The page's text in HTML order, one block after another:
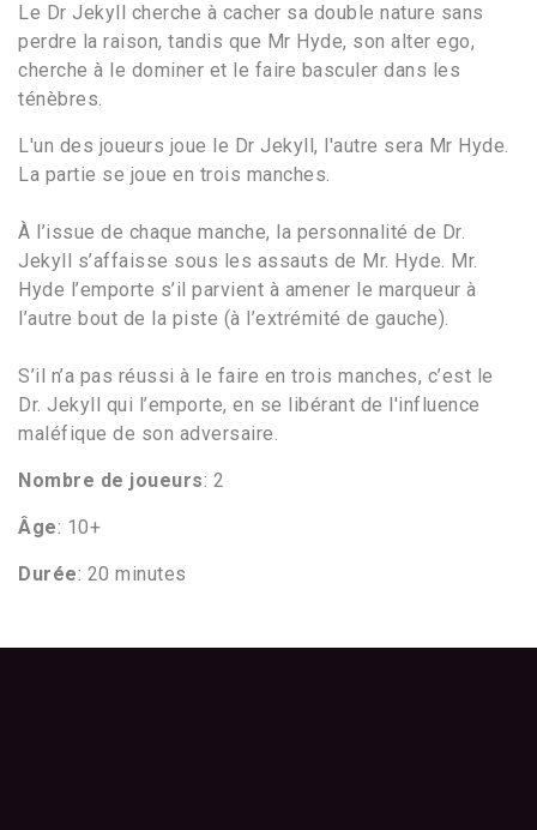
Le Dr Jekyll cherche à cacher sa double nature sans
perdre la raison, tandis que Mr Hyde, son alter ego,
cherche à le dominer et le faire basculer dans les
ténèbres.
L'un des joueurs joue le Dr Jekyll, l'autre sera Mr Hyde.
La partie se joue en trois manches.
À l’issue de chaque manche, la personnalité de Dr.
Jekyll s’affaisse sous les assauts de Mr. Hyde. Mr.
Hyde l’emporte s’il parvient à amener le marqueur à
l’autre bout de la piste (à l’extrémité de gauche).
S’il n’a pas réussi à le faire en trois manches, c’est le
Dr. Jekyll qui l’emporte, en se libérant de l'influence
maléfique de son adversaire.
Nombre de joueurs: 2
Âge: 10+
Durée: 20 minutes